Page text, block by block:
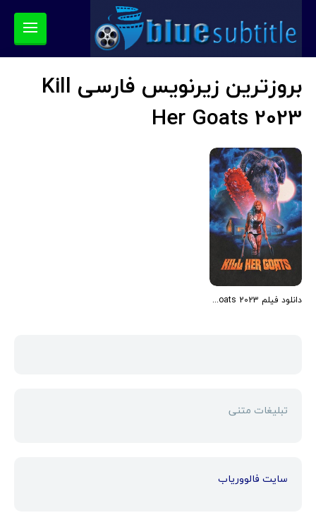
بروزترین زیرنویس فارسی Kill
Her Goats 2023
دانلود فیلم Kill Her Goats 2023 (بزهایش را بکش 2023) رایگان
تبلیغات متنی
سایت فالووریاب